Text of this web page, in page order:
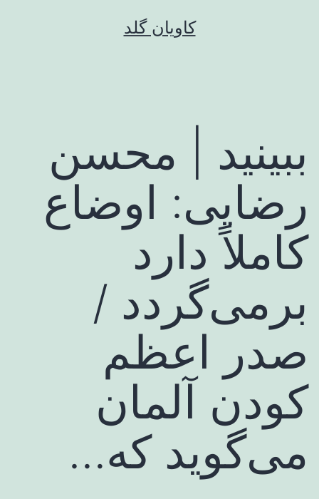
کاویان گلد
ببینید | محسن
رضایی: اوضاع
کاملاً دارد
برمی‌گردد /
صدر اعظم
کودن آلمان
می‌گوید که…